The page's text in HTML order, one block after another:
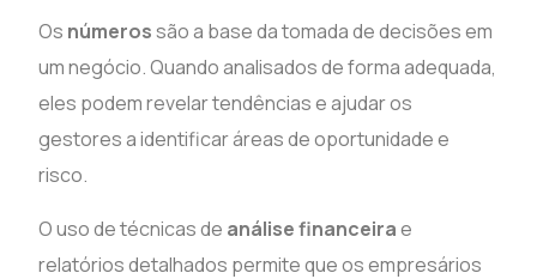
Os númerossão a base da tomada de decisões em
um negócio. Quando analisados de forma adequada,
eles podem revelar tendências e ajudar os
gestores a identificar áreas de oportunidade e
risco.
O uso de técnicas de análise financeirae
relatórios detalhados permite que os empresários